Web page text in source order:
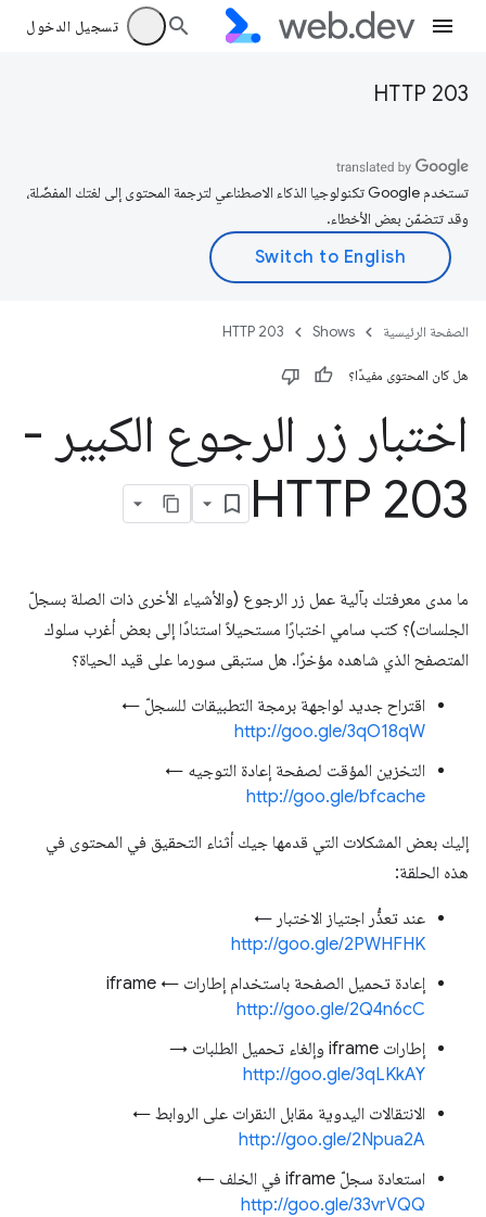
تسجيل الدخول
HTTP 203
تستخدم Google تكنولوجيا الذكاء الاصطناعي لترجمة المحتوى إلى لغتك المفضّلة،
وقد تتضمّن بعض الأخطاء.
الصفحة الرئيسية Shows
HTTP 203
هل كان المحتوى مفيدًا؟
اختبار زر الرجوع الكبير -
HTTP 203
ما مدى معرفتك بآلية عمل زر الرجوع (والأشياء الأخرى ذات الصلة بسجلّ
الجلسات)؟ كتب سامي اختبارًا مستحيلاً استنادًا إلى بعض أغرب سلوك
المتصفح الذي شاهده مؤخرًا. هل ستبقى سورما على قيد الحياة؟
اقتراح جديد لواجهة برمجة التطبيقات للسجلّ ←
http://goo.gle/3qO18qW
التخزين المؤقت لصفحة إعادة التوجيه ←
http://goo.gle/bfcache
إليك بعض المشكلات التي قدمها جيك أثناء التحقيق في المحتوى في
هذه الحلقة:
عند تعذُّر اجتياز الاختبار ←
http://goo.gle/2PWHFHK
إعادة تحميل الصفحة باستخدام إطارات iframe ←
http://goo.gle/2Q4n6cC
إطارات iframe وإلغاء تحميل الطلبات →
http://goo.gle/3qLKkAY
الانتقالات اليدوية مقابل النقرات على الروابط ←
http://goo.gle/2Npua2A
استعادة سجلّ iframe في الخلف ←
http://goo.gle/33vrVQQ